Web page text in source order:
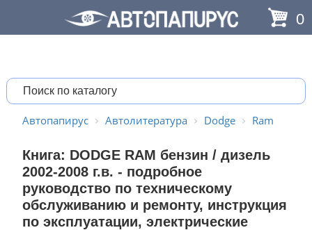
0
Автопапирус Автолитература Dodge Ram
Книга: DODGE RAM бензин / дизель
2002-2008 г.в. - подробное
руководство по техническому
обслуживанию и ремонту, инструкция
по эксплуатации, электрические